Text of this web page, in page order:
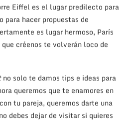
Eiffel es el lugar predilecto para
hacer propuestas de
es lugar hermoso, París
créenos te volverán loco de
no solo te damos tips e ideas para
queremos que te enamores en
tu pareja, queremos darte una
debes dejar de visitar si quieres